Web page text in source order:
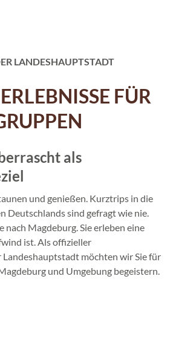
LANDESHAUPTSTADT
FÜR
als
und genießen. Kurztrips in die
Deutschlands sind gefragt wie nie.
nach Magdeburg. Sie erleben eine
ist. Als offizieller
möchten wir Sie für
und Umgebung begeistern.